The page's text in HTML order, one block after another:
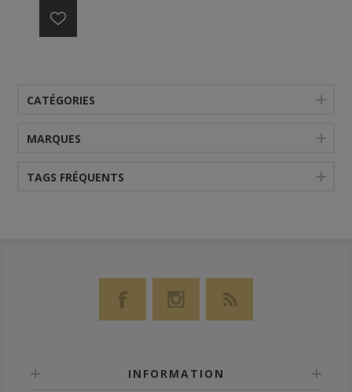
Extrêmement aromatique. Avec des notes de fruits
exotiques et fleurs blanches, impression d’être
immergé dans un champ de cannes à sucre.
CATÉGORIES
MARQUES
TAGS FRÉQUENTS
INFORMATION